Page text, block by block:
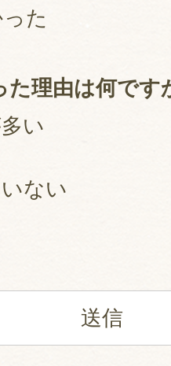
た
理由は何です
い
ない